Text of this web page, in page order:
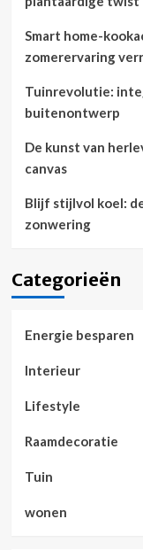
Smart home-
zomerervaring
Tuinrevolutie:
buitenontwerp
De kunst van
canvas
Blijf stijlvol koel:
zonwering
Categorieën
Energie besparen
Interieur
Lifestyle
Raamdecoratie
Tuin
wonen